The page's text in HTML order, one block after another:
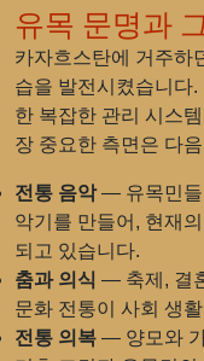
유목 문명과
카자흐스탄에 거주하
습을 발전시켰습니다
한 복잡한 관리 시스
장 중요한 측면은 다
전통 음악— 유목민들
악기를 만들어, 현재
되고 있습니다.
춤과 의식 — 축제, 결
문화 전통이 사회 생
전통 의복 — 양모와